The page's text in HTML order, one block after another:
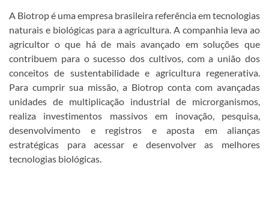
A Biotrop é uma empresa brasileira referência em tecnologias
naturais e biológicas para a agricultura. A companhia leva ao
agricultor o que há de mais avançado em soluções que
contribuem para o sucesso dos cultivos, com a união dos
conceitos de sustentabilidade e agricultura regenerativa.
Para cumprir sua missão, a Biotrop conta com avançadas
unidades de multiplicação industrial de microrganismos,
realiza investimentos massivos em inovação, pesquisa,
desenvolvimento e registros e aposta em alianças
estratégicas para acessar e desenvolver as melhores
tecnologias biológicas.